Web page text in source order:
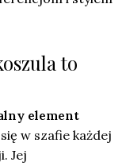
to
element
w szafie każdej
Jej